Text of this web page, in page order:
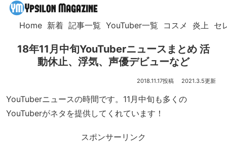
Home 新着 記事一覧 YouTuber一覧 コスメ 炎上 セ
18年11月中旬YouTuberニュースまとめ 活
動休止、浮気、声優デビューなど
2018.11.17 2021.3.5
YouTuberニュースの時間です。11月中旬も多くの
YouTuberがネタを提供してくれています！
スポンサーリンク